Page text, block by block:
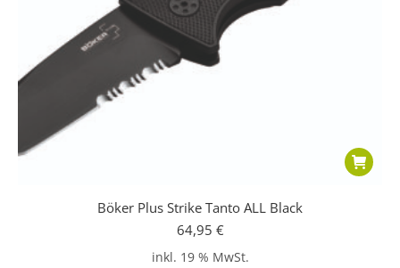
Böker Plus Strike Tanto ALL Black
64,95 €
inkl. 19 % MwSt.